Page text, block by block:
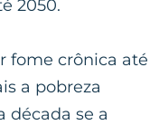
2050.
fome crônica até
a pobreza
década se a